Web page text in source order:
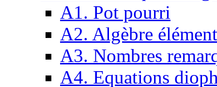
A1. Pot pourri
A2. Algèbre
A3. Nombres
A4. Equations